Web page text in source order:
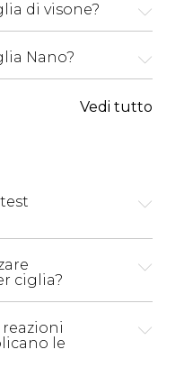
di visone?
Nano?
Vedi tutto
ciglia?
le